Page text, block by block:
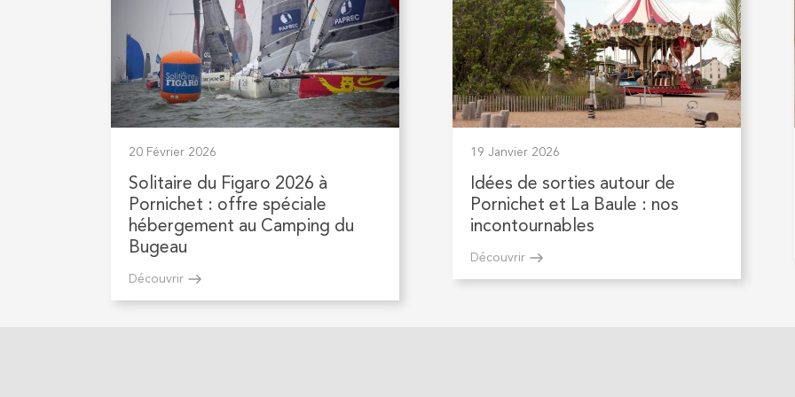
20 Février 2026
Solitaire du Figaro 2026 à
Pornichet : offre spéciale
hébergement au Camping du
Bugeau
Découvrir
19 Janvier 2026
Idées de sorties autour de
Pornichet et La Baule : nos
incontournables
Découvrir